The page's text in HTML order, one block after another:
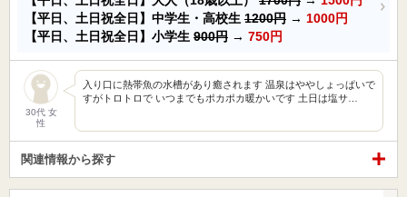
【平日、土日祝全日】中学生・高校生 1200円 → 1000円
【平日、土日祝全日】小学生 900円 → 750円
30代 女
性
入り口に熱帯魚の水槽があり癒されます 温泉はややしょっぱいで
すがトロトロで いつまでもポカポカ暖かいです 土日は塩サ…
関連情報から探す